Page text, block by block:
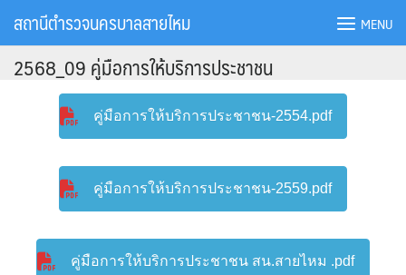
สถานีตำรวจนครบาลสายไหม MENU
2568_09 คู่มือการให้บริการประชาชน
คู่มือการให้บริการประชาชน-2554.pdf
คู่มือการให้บริการประชาชน-2559.pdf
คู่มือการให้บริการประชาชน สน.สายไหม .pdf